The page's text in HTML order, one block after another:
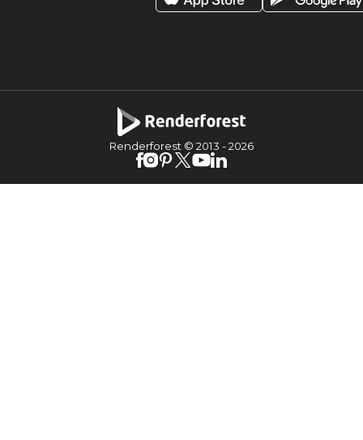
Renderforest © 2013 -2026